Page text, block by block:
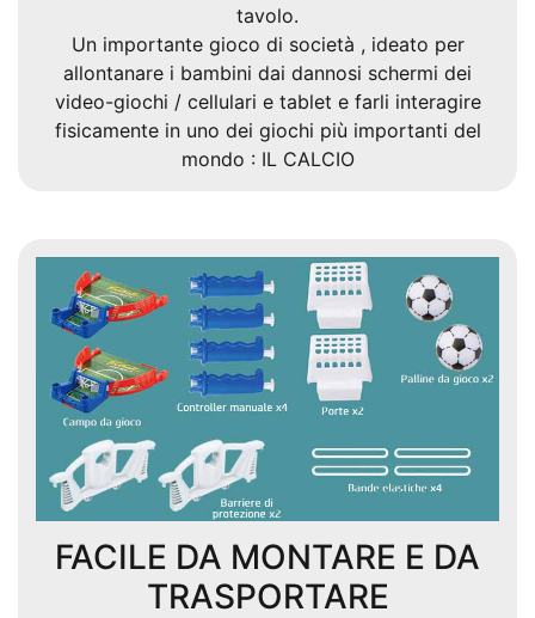
tavolo.
Un importante gioco di società , ideato per
allontanare i bambini dai dannosi schermi dei
video-giochi / cellulari e tablet e farli interagire
fisicamente in uno dei giochi più importanti del
mondo : IL CALCIO
FACILE DA MONTARE E DA
TRASPORTARE